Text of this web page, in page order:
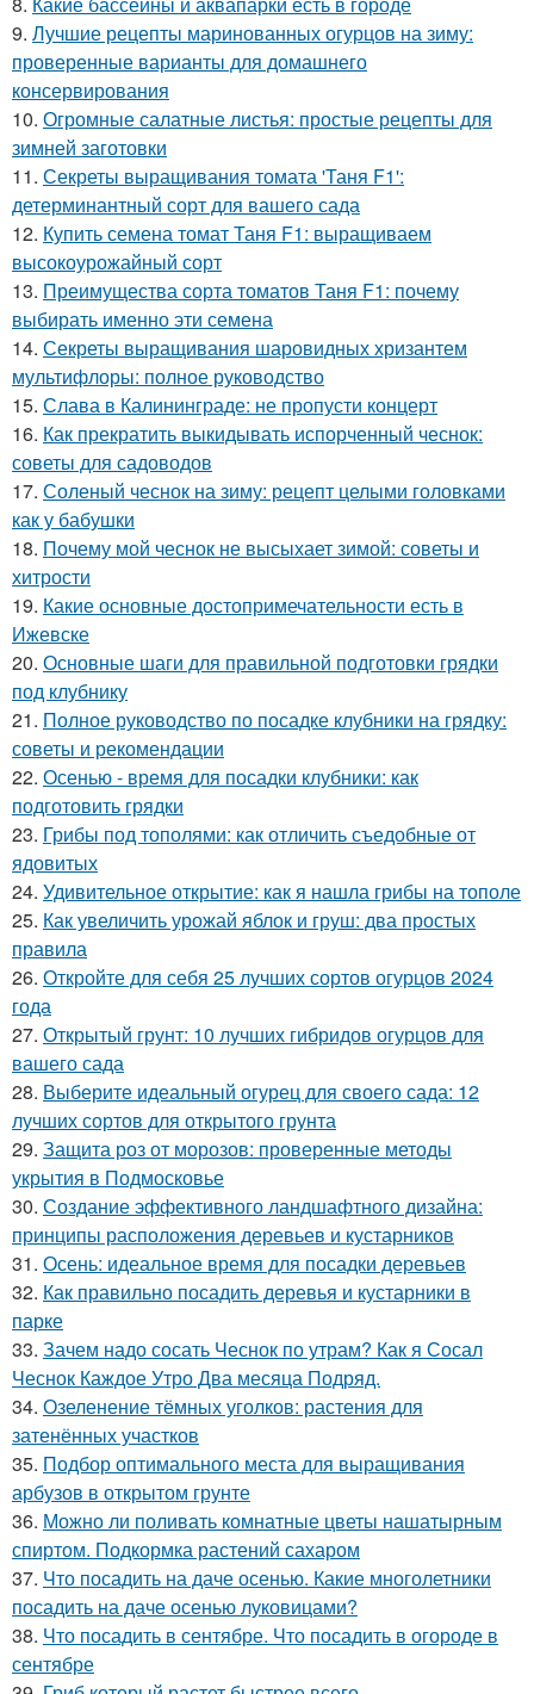
9. Лучшие рецепты маринованных огурцов на зиму:
проверенные варианты для домашнего
консервирования
10. Огромные салатные листья: простые рецепты для
зимней заготовки
11. Секреты выращивания томата 'Таня F1':
детерминантный сорт для вашего сада
12. Купить семена томат Таня F1: выращиваем
высокоурожайный сорт
13. Преимущества сорта томатов Таня F1: почему
выбирать именно эти семена
14. Секреты выращивания шаровидных хризантем
мультифлоры: полное руководство
15. Слава в Калининграде: не пропусти концерт
16. Как прекратить выкидывать испорченный чеснок:
советы для садоводов
17. Соленый чеснок на зиму: рецепт целыми головками
как у бабушки
18. Почему мой чеснок не высыхает зимой: советы и
хитрости
19. Какие основные достопримечательности есть в
Ижевске
20. Основные шаги для правильной подготовки грядки
под клубнику
21. Полное руководство по посадке клубники на грядку:
советы и рекомендации
22. Осенью - время для посадки клубники: как
подготовить грядки
23. Грибы под тополями: как отличить съедобные от
ядовитых
24. Удивительное открытие: как я нашла грибы на тополе
25. Как увеличить урожай яблок и груш: два простых
правила
26. Откройте для себя 25 лучших сортов огурцов 2024
года
27. Открытый грунт: 10 лучших гибридов огурцов для
вашего сада
28. Выберите идеальный огурец для своего сада: 12
лучших сортов для открытого грунта
29. Защита роз от морозов: проверенные методы
укрытия в Подмосковье
30. Создание эффективного ландшафтного дизайна:
принципы расположения деревьев и кустарников
31. Осень: идеальное время для посадки деревьев
32. Как правильно посадить деревья и кустарники в
парке
33. Зачем надо сосать Чеснок по утрам? Как я Сосал
Чеснок Каждое Утро Два месяца Подряд.
34. Озеленение тёмных уголков: растения для
затенённых участков
35. Подбор оптимального места для выращивания
арбузов в открытом грунте
36. Можно ли поливать комнатные цветы нашатырным
спиртом. Подкормка растений сахаром
37. Что посадить на даче осенью. Какие многолетники
посадить на даче осенью луковицами?
38. Что посадить в сентябре. Что посадить в огороде в
сентябре